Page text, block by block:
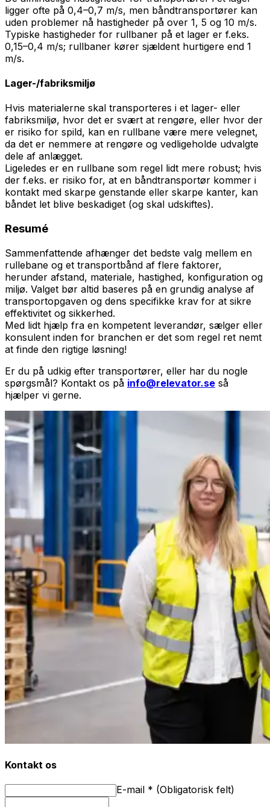
ligger ofte på 0,4–0,7 m/s, men båndtransportører kan
uden problemer nå hastigheder på over 1, 5 og 10 m/s.
Typiske hastigheder for rullbaner på et lager er f.eks.
0,15–0,4 m/s; rullbaner kører sjældent hurtigere end 1
m/s.
Lager-/fabriksmiljø
Hvis materialerne skal transporteres i et lager- eller
fabriksmiljø, hvor det er svært at rengøre, eller hvor der
er risiko for spild, kan en rullbane være mere velegnet,
da det er nemmere at rengøre og vedligeholde udvalgte
dele af anlægget.
Ligeledes er en rullbane som regel lidt mere robust; hvis
der f.eks. er risiko for, at en båndtransportør kommer i
kontakt med skarpe genstande eller skarpe kanter, kan
båndet let blive beskadiget (og skal udskiftes).
Resumé
Sammenfattende afhænger det bedste valg mellem en
rullebane og et transportbånd af flere faktorer,
herunder afstand, materiale, hastighed, konfiguration og
miljø. Valget bør altid baseres på en grundig analyse af
transportopgaven og dens specifikke krav for at sikre
effektivitet og sikkerhed.
Med lidt hjælp fra en kompetent leverandør, sælger eller
konsulent inden for branchen er det som regel ret nemt
at finde den rigtige løsning!
Er du på udkig efter transportører, eller har du nogle
spørgsmål? Kontakt os på info@relevator.se så
hjælper vi gerne.
Kontakt os
E-mail * (Obligatorisk felt)